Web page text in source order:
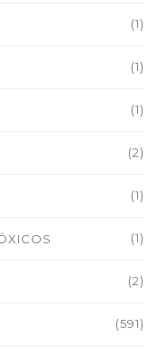
(1)
(1)
(1)
(2)
(1)
(1)
(2)
(591)